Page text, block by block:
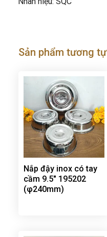
Sản phẩm tương tự
Nắp đậy inox có tay
cầm 9.5″ 195202
(φ240mm)